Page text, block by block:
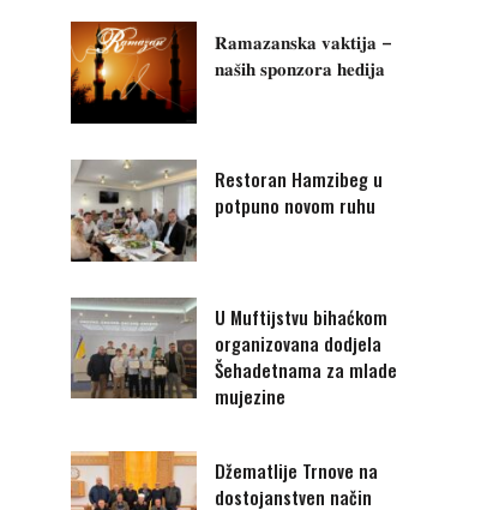
𝐑𝐚𝐦𝐚𝐳𝐚𝐧𝐬𝐤𝐚 𝐯𝐚𝐤𝐭𝐢𝐣𝐚 –
𝐧𝐚𝐬̌𝐢𝐡 𝐬𝐩𝐨𝐧𝐳𝐨𝐫𝐚 𝐡𝐞𝐝𝐢𝐣𝐚
Restoran Hamzibeg u
potpuno novom ruhu
U Muftijstvu bihaćkom
organizovana dodjela
Šehadetnama za mlade
mujezine
Džematlije Trnove na
dostojanstven način